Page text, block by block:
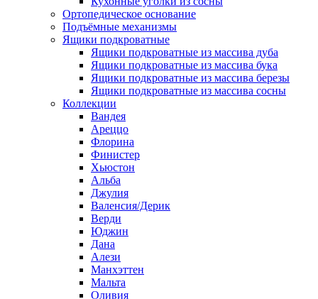
Ортопедическое основание
Подъёмные механизмы
Ящики подкроватные
Ящики подкроватные из массива дуба
Ящики подкроватные из массива бука
Ящики подкроватные из массива березы
Ящики подкроватные из массива сосны
Коллекции
Вандея
Ареццо
Флорина
Финистер
Хьюстон
Альба
Джулия
Валенсия/Дерик
Верди
Юджин
Дана
Алези
Манхэттен
Мальта
Оливия